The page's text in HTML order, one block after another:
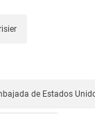
de Estados